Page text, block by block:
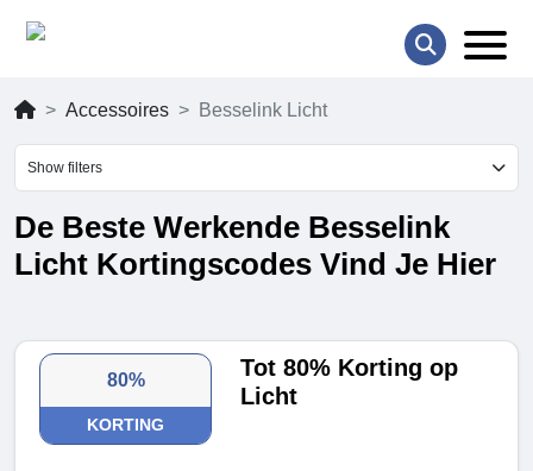
Accessoires Besselink Licht
Show filters
De Beste Werkende Besselink
Licht Kortingscodes Vind Je Hier
80%
KORTING
Tot 80% Korting op
Licht